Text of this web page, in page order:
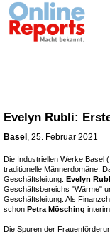
Evelyn Rubli:
Basel , 25. Februar 2021
Die Industriellen Werke Basel
traditionelle Männerdomäne.
Geschäftsleitung: Evelyn
Geschäftsbereichs "Wärme"
Geschäftsleitung. Als
schon Petra Mösching
Die Spuren der